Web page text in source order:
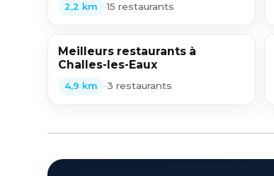
2,2 km •15 restaurants
Meilleurs restaurants à
Challes-les-Eaux
4,9 km •3 restaurants